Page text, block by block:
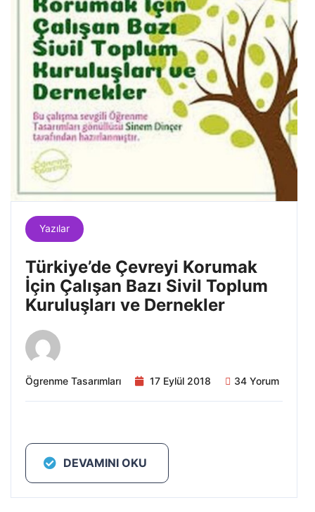
Yazılar
Türkiye’de Çevreyi Korumak
İçin Çalışan Bazı Sivil Toplum
Kuruluşları ve Dernekler
Ögrenme Tasarımları 17 Eylül 2018 34 Yorum
DEVAMINI OKU